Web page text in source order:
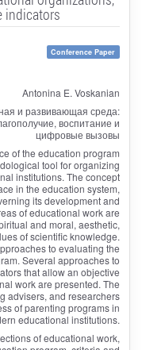
indicators
Conference Paper
Antonina E. Voskanian
и развивающая среда:
воспитание и
цифровые вызовы
of the education program
tool for organizing
institutions. The concept
in the education system,
its development and
of educational work are
and moral, aesthetic,
of scientific knowledge.
to evaluating the
Several approaches to
that allow an objective
work are presented. The
advisers, and researchers
of parenting programs in
educational institutions.
of educational work,